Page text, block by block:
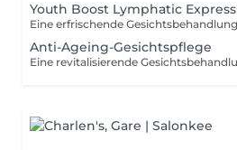
Youth Boost Lymphatic Express
Anti-Ageing-Gesichtspflege